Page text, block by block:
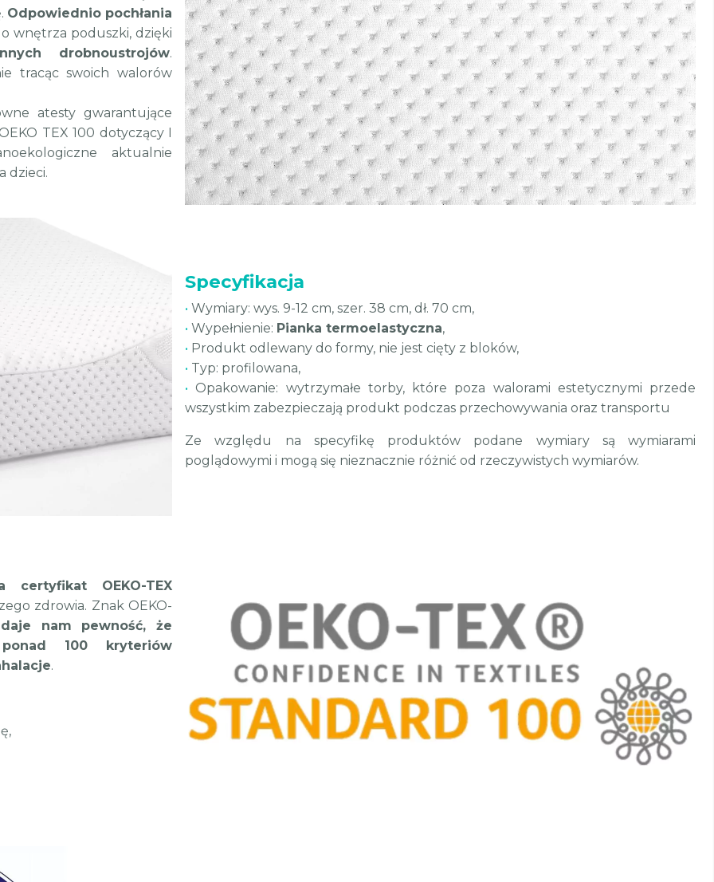
Odpowiednio pochłania
wnętrza poduszki, dzięki
drobnoustrojów.
tracąc swoich walorów
atesty gwarantujące
TEX 100 dotyczący I
aktualnie
dzieci.
Specyfikacja
• Wymiary: wys. 9-12 cm, szer. 38 cm, dł. 70 cm,
• Wypełnienie: Pianka termoelastyczna,
• Produkt odlewany do formy, nie jest cięty z bloków,
• Typ: profilowana,
• Opakowanie: wytrzymałe torby, które poza walorami estetycznymi przede
wszystkim zabezpieczają produkt podczas przechowywania oraz transportu
Ze względu na specyfikę produktów podane wymiary są wymiarami
poglądowymi i mogą się nieznacznie różnić od rzeczywistych wymiarów.
certyfikat OEKO-TEX
zdrowia. Znak OEKO-
daje nam pewność, że
100 kryteriów
.